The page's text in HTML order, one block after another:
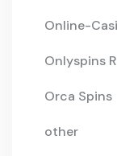
Online-
Onlyspins
Orca Spins
other